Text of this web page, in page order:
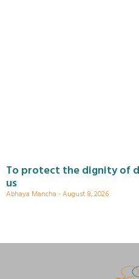
To protect the dignity of
us
Abhaya Mancha August 8, 2026